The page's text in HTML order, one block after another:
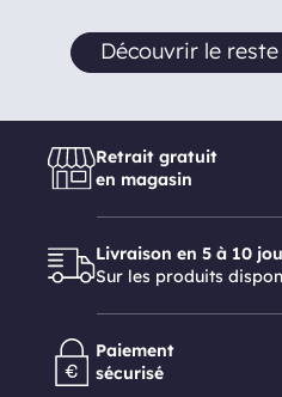
Découvrir le
Retrait gratuit
en magasin
Livraison en 5 à 10
Sur les produits
Paiement
sécurisé